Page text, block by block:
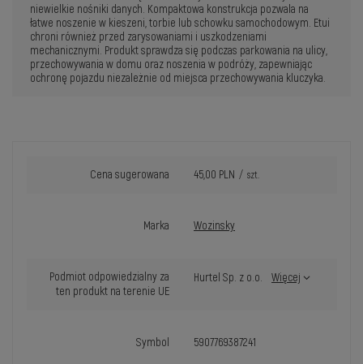
niewielkie nośniki danych. Kompaktowa konstrukcja pozwala na
łatwe noszenie w kieszeni, torbie lub schowku samochodowym. Etui
chroni również przed zarysowaniami i uszkodzeniami
mechanicznymi. Produkt sprawdza się podczas parkowania na ulicy,
przechowywania w domu oraz noszenia w podróży, zapewniając
ochronę pojazdu niezależnie od miejsca przechowywania kluczyka.
Cena sugerowana 45,00 PLN / szt.
Marka Wozinsky
Podmiot odpowiedzialny za
ten produkt na terenie UE
Hurtel Sp. z o.o. Więcej
Symbol 5907769387241